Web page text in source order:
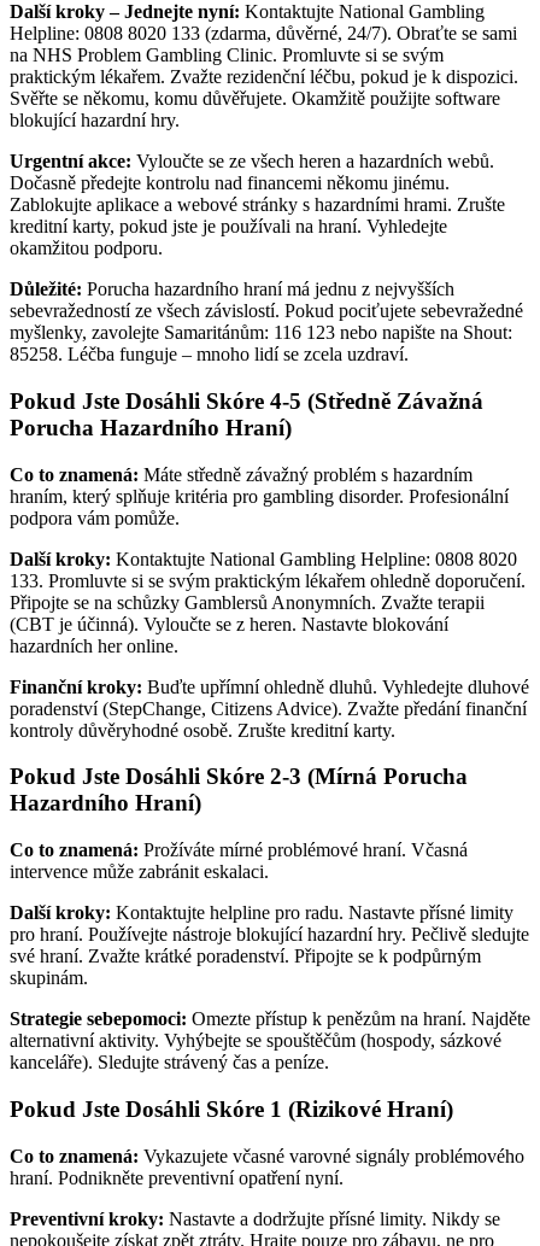
Další kroky – Jednejte nyní: Kontaktujte National Gambling
Helpline: 0808 8020 133 (zdarma, důvěrné, 24/7). Obraťte se sami
na NHS Problem Gambling Clinic. Promluvte si se svým
praktickým lékařem. Zvažte rezidenční léčbu, pokud je k dispozici.
Svěřte se někomu, komu důvěřujete. Okamžitě použijte software
blokující hazardní hry.
Urgentní akce: Vyloučte se ze všech heren a hazardních webů.
Dočasně předejte kontrolu nad financemi někomu jinému.
Zablokujte aplikace a webové stránky s hazardními hrami. Zrušte
kreditní karty, pokud jste je používali na hraní. Vyhledejte
okamžitou podporu.
Důležité: Porucha hazardního hraní má jednu z nejvyšších
sebevražedností ze všech závislostí. Pokud pociťujete sebevražedné
myšlenky, zavolejte Samaritánům: 116 123 nebo napište na Shout:
85258. Léčba funguje – mnoho lidí se zcela uzdraví.
Pokud Jste Dosáhli Skóre 4-5 (Středně Závažná
Porucha Hazardního Hraní)
Co to znamená: Máte středně závažný problém s hazardním
hraním, který splňuje kritéria pro gambling disorder. Profesionální
podpora vám pomůže.
Další kroky: Kontaktujte National Gambling Helpline: 0808 8020
133. Promluvte si se svým praktickým lékařem ohledně doporučení.
Připojte se na schůzky Gamblersů Anonymních. Zvažte terapii
(CBT je účinná). Vyloučte se z heren. Nastavte blokování
hazardních her online.
Finanční kroky: Buďte upřímní ohledně dluhů. Vyhledejte dluhové
poradenství (StepChange, Citizens Advice). Zvažte předání finanční
kontroly důvěryhodné osobě. Zrušte kreditní karty.
Pokud Jste Dosáhli Skóre 2-3 (Mírná Porucha
Hazardního Hraní)
Co to znamená: Prožíváte mírné problémové hraní. Včasná
intervence může zabránit eskalaci.
Další kroky: Kontaktujte helpline pro radu. Nastavte přísné limity
pro hraní. Používejte nástroje blokující hazardní hry. Pečlivě sledujte
své hraní. Zvažte krátké poradenství. Připojte se k podpůrným
skupinám.
Strategie sebepomoci: Omezte přístup k penězům na hraní. Najděte
alternativní aktivity. Vyhýbejte se spouštěčům (hospody, sázkové
kanceláře). Sledujte strávený čas a peníze.
Pokud Jste Dosáhli Skóre 1 (Rizikové Hraní)
Co to znamená: Vykazujete včasné varovné signály problémového
hraní. Podnikněte preventivní opatření nyní.
Preventivní kroky: Nastavte a dodržujte přísné limity. Nikdy se
nepokoušejte získat zpět ztráty. Hrajte pouze pro zábavu, ne pro